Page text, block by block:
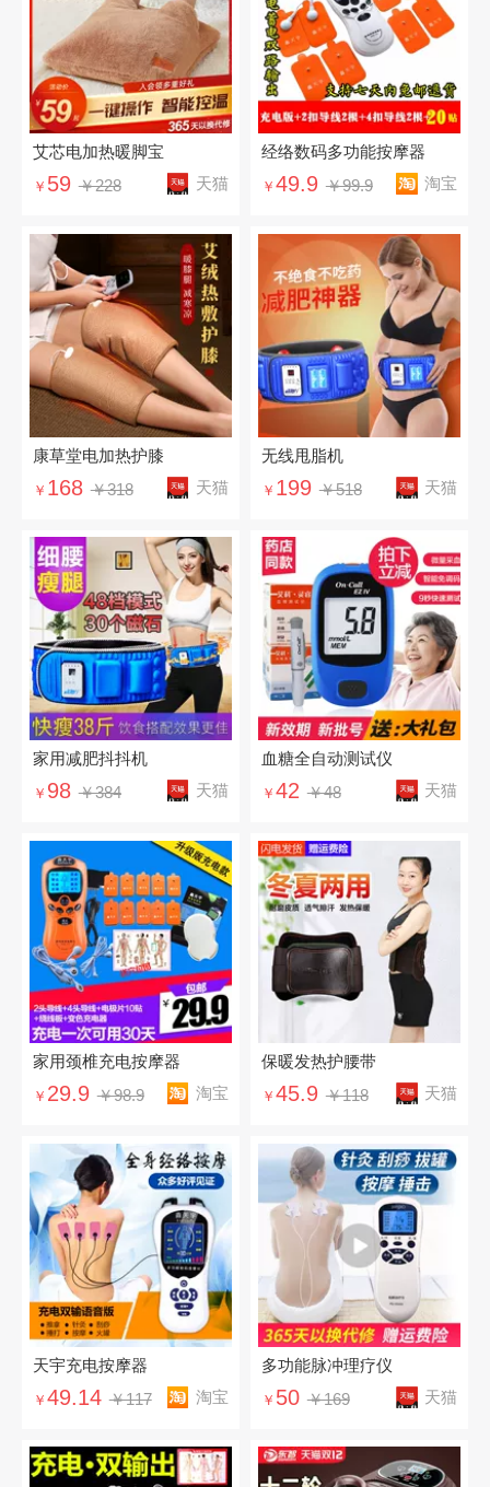
艾芯电加热暖脚宝
￥ 59 ￥228 天猫
经络数码多功能按摩器
￥ 49.9 ￥99.9 淘宝
康草堂电加热护膝
￥ 168 ￥318 天猫
无线甩脂机
￥ 199 ￥518 天猫
家用减肥抖抖机
￥ 98 ￥384 天猫
血糖全自动测试仪
￥ 42 ￥48 天猫
家用颈椎充电按摩器
￥ 29.9 ￥98.9 淘宝
保暖发热护腰带
￥ 45.9 ￥118 天猫
天宇充电按摩器
￥ 49.14 ￥117 淘宝
多功能脉冲理疗仪
￥ 50 ￥169 天猫